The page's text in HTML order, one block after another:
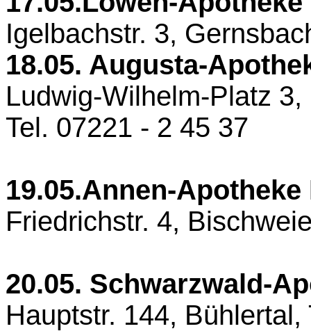
Igelbachstr. 3,
18.05. Augusta-
Ludwig-Wilhelm-Platz
Tel. 07221 - 2 45 37
19.05.Annen-
Friedrichstr. 4,
20.05. Schwarzwald-
Hauptstr. 144,